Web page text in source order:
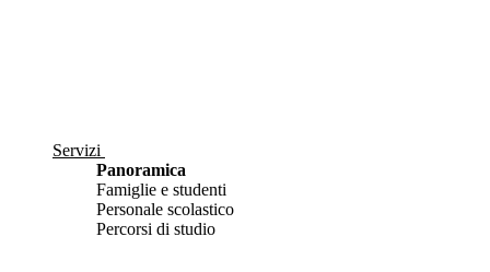
Servizi
Panoramica
Famiglie e studenti
Personale scolastico
Percorsi di studio